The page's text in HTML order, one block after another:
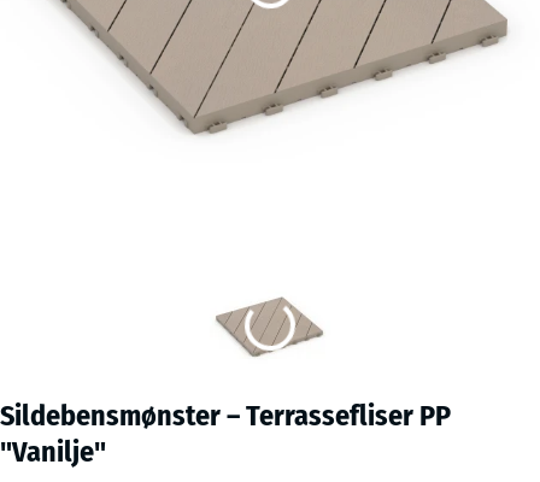
Sildebensmønster – Terrassefliser PP
"Vanilje"